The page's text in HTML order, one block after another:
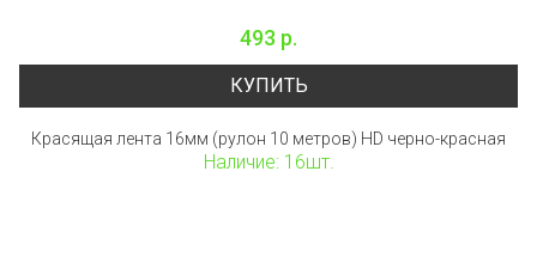
493 р.
КУПИТЬ
Красящая лента 16мм (рулон 10 метров) HD черно-красная
Наличие: 16шт.